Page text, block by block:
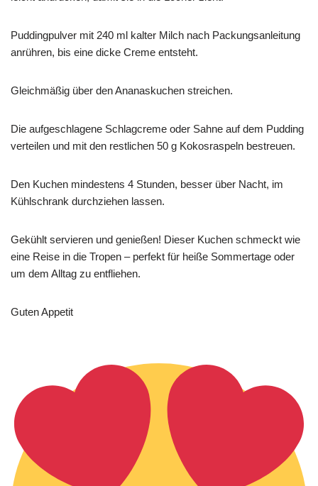
Puddingpulver mit 240 ml kalter Milch nach Packungsanleitung
anrühren, bis eine dicke Creme entsteht.
Gleichmäßig über den Ananaskuchen streichen.
Die aufgeschlagene Schlagcreme oder Sahne auf dem Pudding
verteilen und mit den restlichen 50 g Kokosraspeln bestreuen.
Den Kuchen mindestens 4 Stunden, besser über Nacht, im
Kühlschrank durchziehen lassen.
Gekühlt servieren und genießen! Dieser Kuchen schmeckt wie
eine Reise in die Tropen – perfekt für heiße Sommertage oder
um dem Alltag zu entfliehen.
Guten Appetit